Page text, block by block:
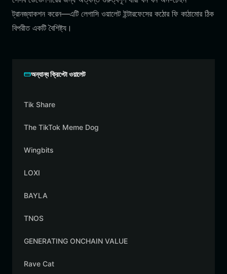
ট্রানজ্যাকশন করেন—এটি লেগাসি ওয়ালেট ইন্টারফেসের কঠোর ফি কাঠামোর ঠিক
বিপরীত একটি বৈশিষ্ট্য।
অন্যান্য ক্রিপ্টো ওয়ালেট
Tik Share
The TikTok Meme Dog
Wingbits
LOXI
BAYLA
TNOS
GENERATING ONCHAIN VALUE
Rave Cat